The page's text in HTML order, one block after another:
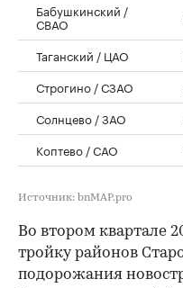
Бабушкинский /
СВАО
Таганский / ЦАО
Строгино / СЗАО
Солнцево / ЗАО
Коптево / САО
Источник: bnMAP.pro
Во втором квартале
тройку районов
подорожания